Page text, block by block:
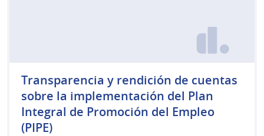
Transparencia y rendición de cuentas
sobre la implementación del Plan
Integral de Promoción del Empleo
(PIPE)